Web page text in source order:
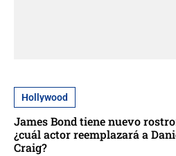
Hollywood
James Bond tiene nuevo
¿cuál actor reemplazará a
Craig?